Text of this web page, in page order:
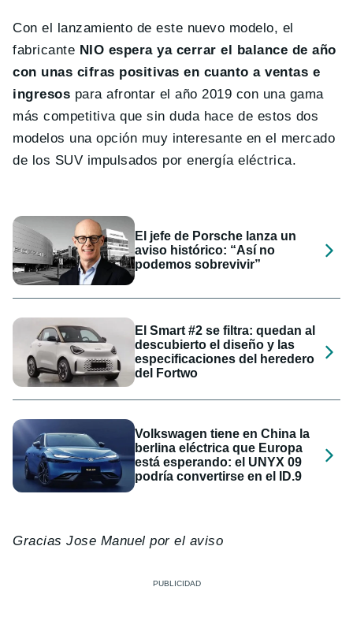
Con el lanzamiento de este nuevo modelo, el
fabricante NIO espera ya cerrar el balance de año
con unas cifras positivas en cuanto a ventas e
ingresos para afrontar el año 2019 con una gama
más competitiva que sin duda hace de estos dos
modelos una opción muy interesante en el mercado
de los SUV impulsados por energía eléctrica.
El jefe de Porsche lanza un
aviso histórico: “Así no
podemos sobrevivir”
El Smart #2 se filtra: quedan al
descubierto el diseño y las
especificaciones del heredero
del Fortwo
Volkswagen tiene en China la
berlina eléctrica que Europa
está esperando: el UNYX 09
podría convertirse en el ID.9
Gracias Jose Manuel por el aviso